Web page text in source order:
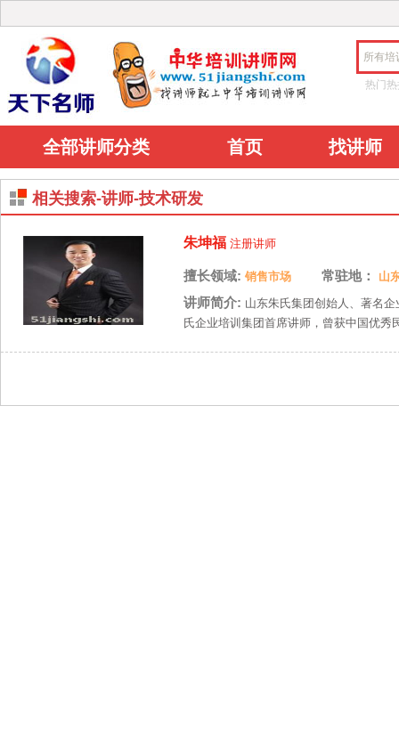
所有培
热门
全部讲师分类 首页 找讲师
相关搜索-讲师-技术研发
朱坤福 注册讲师
擅长领域: 销售市场 常驻地： 山
讲师简介: 山东朱氏集团创始人、著名
氏企业培训集团首席讲师，曾获中国优